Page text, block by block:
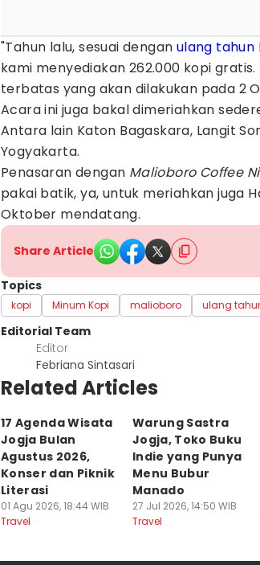
"Tahun lalu, sesuai dengan ulang tahun
kami menyediakan 262.000 kopi
terbatas yang akan dilakukan pada 2
Acara ini juga bakal dimeriahkan
Antara lain Katon Bagaskara, Langit
Yogyakarta.
Penasaran dengan Malioboro Coffee
pakai batik, ya, untuk meriahkan juga
Oktober mendatang.
Share Article
Topics
kopi Minum Kopi malioboro ulang
Editorial Team
Editor
Febriana Sintasari
Related Articles
17 Agenda Wisata
Jogja Bulan
Agustus 2026,
Konser dan Piknik
Literasi
01 Agu 2026, 18:44 WIB
Travel
Warung Sastra
Jogja, Toko Buku
Indie yang Punya
Menu Bubur
Manado
27 Jul 2026, 14:50 WIB
Travel